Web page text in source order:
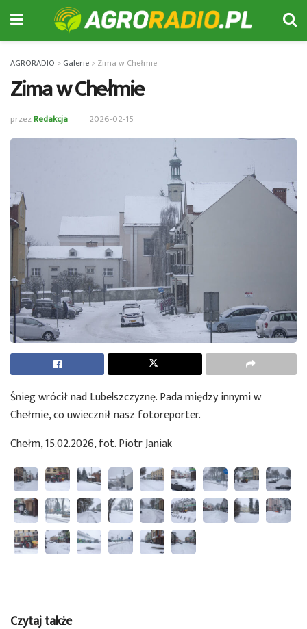
AGRORADIO > Galerie > Zima w Chełmie
Zima w Chełmie
przezRedakcja 2026-02-15
Śnieg wrócił nad Lubelszczyznę. Pada między innymi w
Chełmie, co uwiecznił nasz fotoreporter.
Chełm, 15.02.2026, fot. Piotr Janiak
Czytaj także